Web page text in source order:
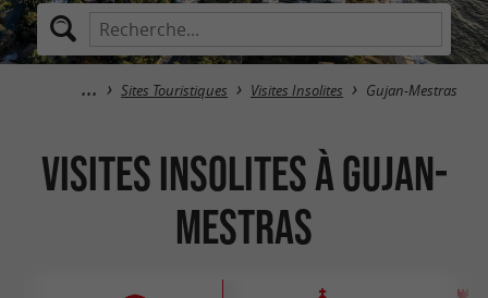
Sites Touristiques Visites Insolites Gujan-Mestras
Visites Insolites à Gujan-
Mestras